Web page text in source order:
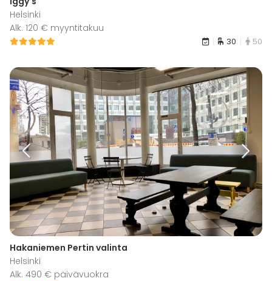
Helsinki
Alk. 120 € myyntitakuu
30 50
Hakaniemen Pertin valinta
Helsinki
Alk. 490 € päivävuokra